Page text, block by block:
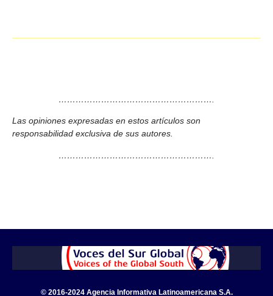
……………………………………………….
Las opiniones expresadas en estos artículos son
responsabilidad exclusiva de sus autores.
……………………………………………….
© 2016-2024 Agencia Informativa Latinoamericana S.A.